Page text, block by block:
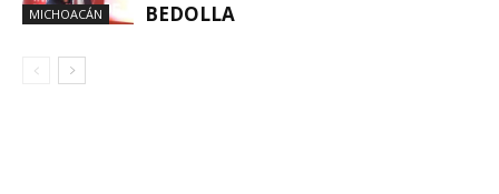
MICHOACÁN BEDOLLA